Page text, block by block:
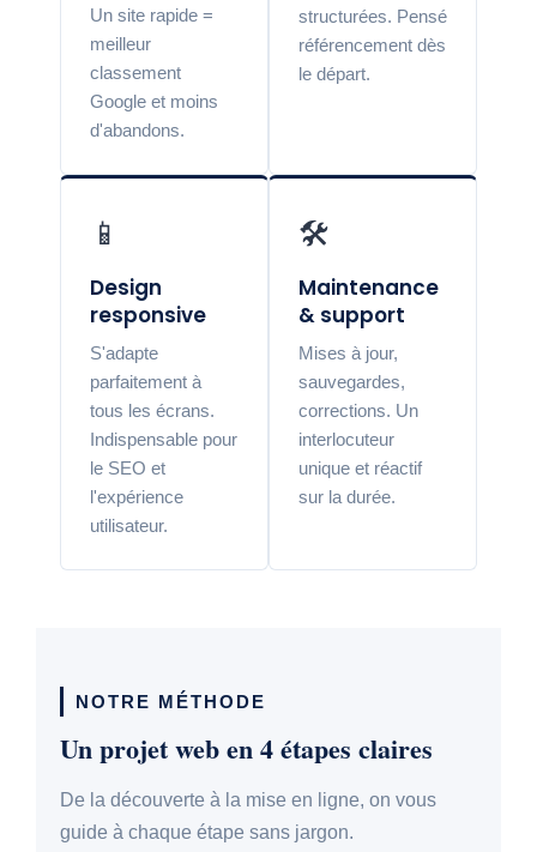
Un site rapide =
meilleur
classement
Google et moins
d'abandons.
structurées. Pensé
référencement dès
le départ.
📱
Design
responsive
S'adapte
parfaitement à
tous les écrans.
Indispensable pour
le SEO et
l'expérience
utilisateur.
🛠️
Maintenance
& support
Mises à jour,
sauvegardes,
corrections. Un
interlocuteur
unique et réactif
sur la durée.
NOTRE MÉTHODE
Un projet web en 4 étapes claires
De la découverte à la mise en ligne, on vous
guide à chaque étape sans jargon.